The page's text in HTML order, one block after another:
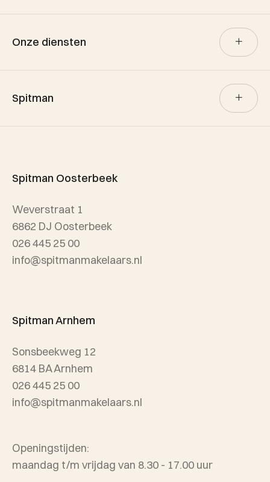
Onze diensten
Aankoop
Spitman
Referenties
Wijken
Spitman Oosterbeek
Weverstraat 1
6862 DJ Oosterbeek
026 445 25 00
info@spitmanmakelaars.nl
Spitman Arnhem
Sonsbeekweg 12
6814 BA Arnhem
026 445 25 00
info@spitmanmakelaars.nl
Openingstijden:
maandag t/m vrijdag van 8.30 - 17.00 uur